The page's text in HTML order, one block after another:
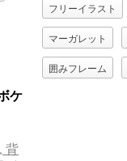
フリーイラスト
マーガレット
囲みフレーム
ケ